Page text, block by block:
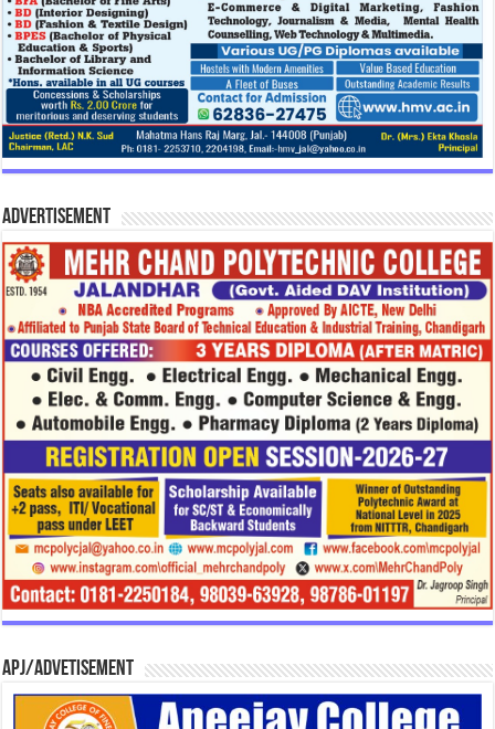
Advertisement
APJ/Advetisement